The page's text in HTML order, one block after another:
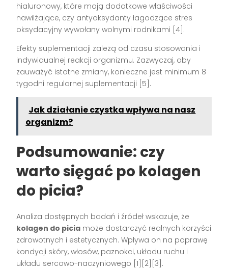
hialuronowy, które mają dodatkowe właściwości
nawilżające, czy antyoksydanty łagodzące stres
oksydacyjny wywołany wolnymi rodnikami [4].
Efekty suplementacji zależą od czasu stosowania i
indywidualnej reakcji organizmu. Zazwyczaj, aby
zauważyć istotne zmiany, konieczne jest minimum 8
tygodni regularnej suplementacji [5].
Jak działanie czystka wpływa na nasz
organizm?
Podsumowanie: czy
warto sięgać po kolagen
do picia?
Analiza dostępnych badań i źródeł wskazuje, że
kolagen do picia może dostarczyć realnych korzyści
zdrowotnych i estetycznych. Wpływa on na poprawę
kondycji skóry, włosów, paznokci, układu ruchu i
układu sercowo-naczyniowego [1][2][3].